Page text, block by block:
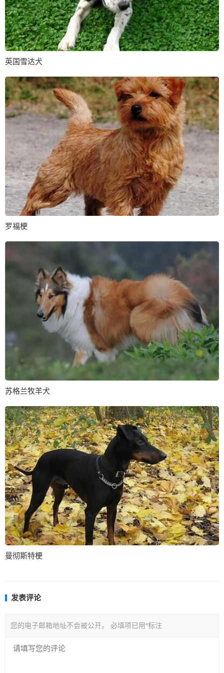
英国雪达犬
罗福梗
苏格兰牧羊犬
曼彻斯特梗
发表评论
您的电子邮箱地址不会被公开。 必填项已用*标注